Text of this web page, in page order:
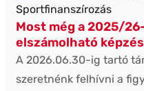
Sportfinanszírozás
Most még a 2025/
elszámolható
A 2026.06.30-ig tartó
szeretnénk felhívni a